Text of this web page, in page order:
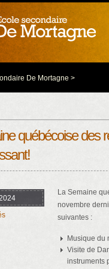
De Mortagne >
québécoise des
La Semaine
novembre
suivantes :
Musique du
Visite de
instruments